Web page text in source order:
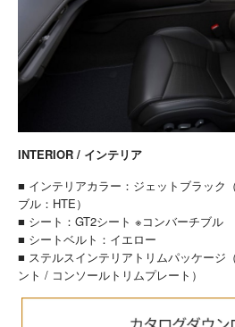
INTERIOR / インテリア
■ インテリアカラー：ジェットブラック
ブル：HTE）
■ シート：GT2シート ※コンバーチブル
■ シートベルト：イエロー
■ ステルスインテリアトリムパッケージ
ント / コンソールトリムプレート）